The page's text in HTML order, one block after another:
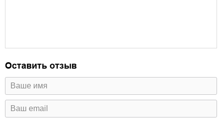
Оставить отзыв